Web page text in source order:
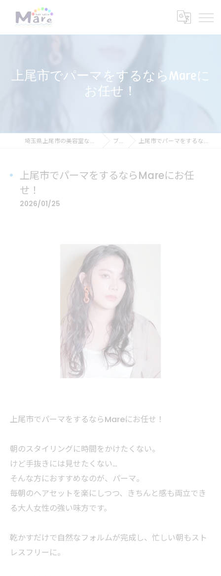
上尾市でパーマをするならMareに
お任せ！
埼玉県上尾市の美容室ならhair salon Mare ブログ 上尾市でパーマをするならMareにお任せ！
上尾市でパーマをするならMareにお任
せ！
2026/01/25
上尾市でパーマをするならMareにお任せ！
朝のスタイリングに時間をかけたくない。
けど手抜きには見せたくない…
そんな方におすすめなのが、パーマ。
毎朝のヘアセットを楽にしつつ、きちんと感も両立でき
る大人女性の強い味方です。
乾かすだけで自然なフォルムが完成し、忙しい朝もスト
レスフリーに。